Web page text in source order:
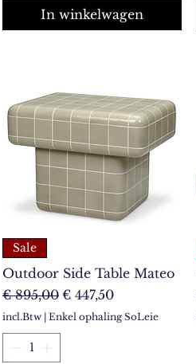
In winkelwagen
Sale
Outdoor Side Table Mateo
Normale prijs
€ 895,00 Verkoopprijs
€ 447,50
incl.Btw | Enkel ophaling SoLeie